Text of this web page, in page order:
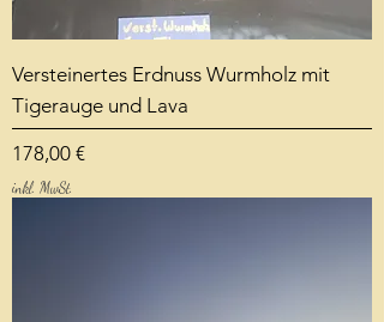
Versteinertes Erdnuss Wurmholz mit
Tigerauge und Lava
Preis
178,00 €
inkl. MwSt.